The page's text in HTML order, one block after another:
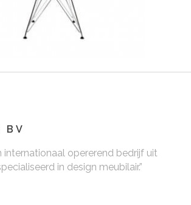
BV
internationaal opererend bedrijf uit
in design meubilair.”